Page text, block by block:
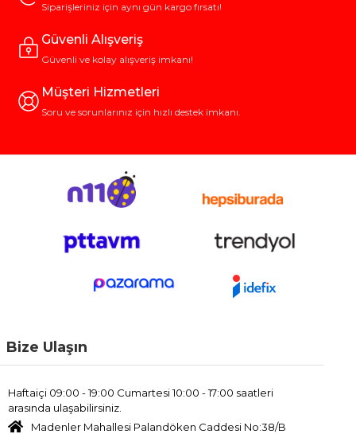
Siparişleriniz için aynı gün kargo fırsatı!
Güvenli Alışveriş
Güvenli ve kolay alışveriş imkanı!
Müşteri Hizmetleri
Soru ve sorunlarınız için hızlı destek imkanı.
Bize Ulaşın
Haftaiçi 09:00 - 19:00 Cumartesi 10:00 - 17:00 saatleri
arasında ulaşabilirsiniz.
Madenler Mahallesi Palandöken Caddesi No:38/B